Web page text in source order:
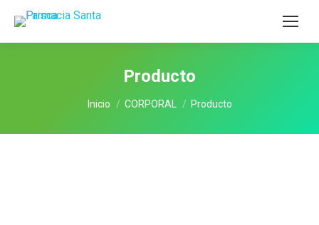
Producto
Estás aquí:
Inicio CORPORAL Producto